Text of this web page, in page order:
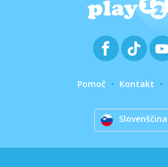
Pomoč Kontakt
Slovenščina